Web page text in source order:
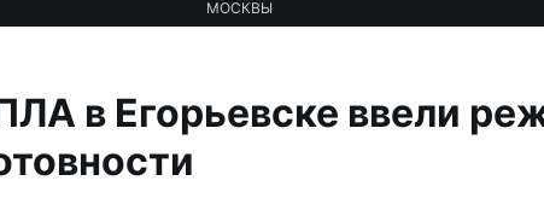
МОСКВЫ
в Егорьевске ввели